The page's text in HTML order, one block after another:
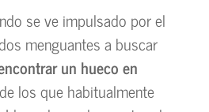
se ve impulsado por el
menguantes a buscar
un hueco en
los que habitualmente